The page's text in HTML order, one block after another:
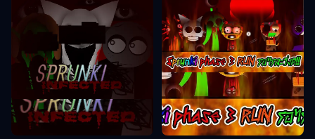
Sprunki Etapas 2
Sprunki Etapas 3